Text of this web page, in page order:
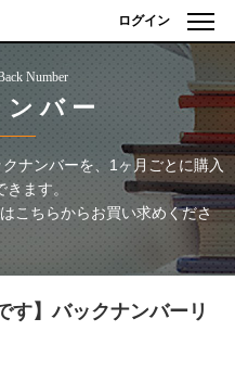
ログイン
Number
バー
ナンバーを、1ヶ月ごとに購入
ます。
こちらからお買い求めくださ
す】バックナンバーリ